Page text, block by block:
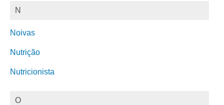
N
Noivas
Nutrição
Nutricionista
O